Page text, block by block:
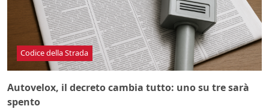
Codice della Strada
Autovelox, il decreto cambia tutto: uno su tre sarà
spento